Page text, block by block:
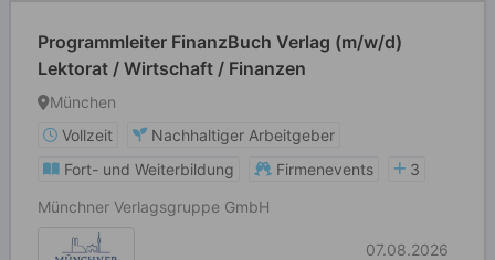
Programmleiter FinanzBuch Verlag (m/w/d)
Lektorat / Wirtschaft / Finanzen
München
Vollzeit
Nachhaltiger Arbeitgeber
Fort- und Weiterbildung
Firmenevents
3
Münchner Verlagsgruppe GmbH
07.08.2026